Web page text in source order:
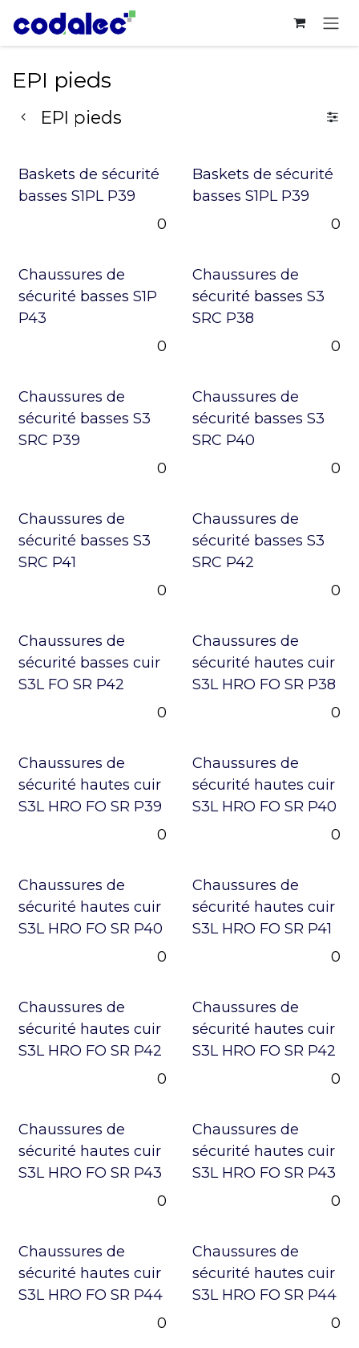
Se rendre au contenu
EPI pieds
EPI pieds
Baskets de sécurité
basses S1PL P39
0
Baskets de sécurité
basses S1PL P39
0
Chaussures de
sécurité basses S1P
P43
0
Chaussures de
sécurité basses S3
SRC P38
0
Chaussures de
sécurité basses S3
SRC P39
0
Chaussures de
sécurité basses S3
SRC P40
0
Chaussures de
sécurité basses S3
SRC P41
0
Chaussures de
sécurité basses S3
SRC P42
0
Chaussures de
sécurité basses cuir
S3L FO SR P42
0
Chaussures de
sécurité hautes cuir
S3L HRO FO SR P38
0
Chaussures de
sécurité hautes cuir
S3L HRO FO SR P39
0
Chaussures de
sécurité hautes cuir
S3L HRO FO SR P40
0
Chaussures de
sécurité hautes cuir
S3L HRO FO SR P40
0
Chaussures de
sécurité hautes cuir
S3L HRO FO SR P41
0
Chaussures de
sécurité hautes cuir
S3L HRO FO SR P42
0
Chaussures de
sécurité hautes cuir
S3L HRO FO SR P42
0
Chaussures de
sécurité hautes cuir
S3L HRO FO SR P43
0
Chaussures de
sécurité hautes cuir
S3L HRO FO SR P43
0
Chaussures de
sécurité hautes cuir
S3L HRO FO SR P44
0
Chaussures de
sécurité hautes cuir
S3L HRO FO SR P44
0